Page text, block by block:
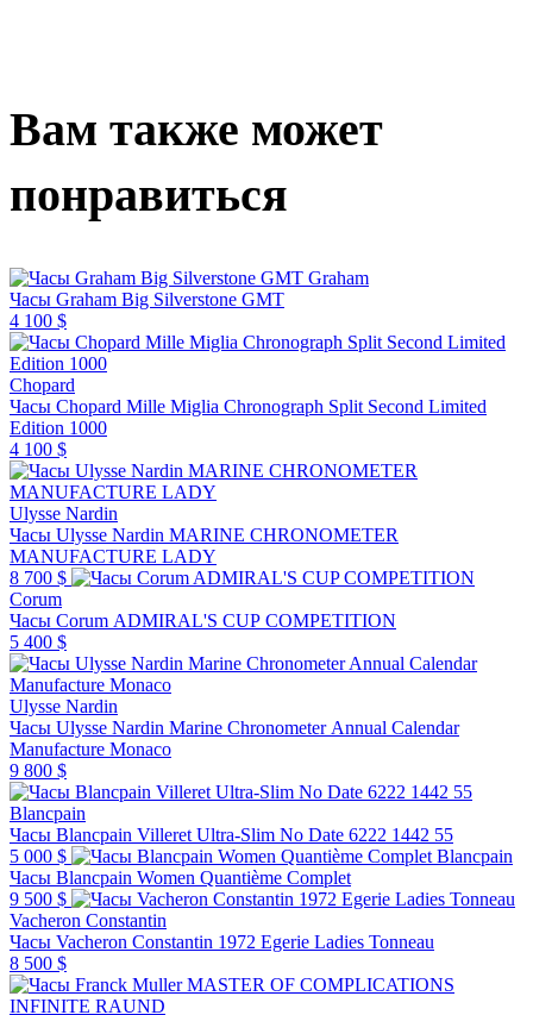
Вам также может
понравиться
Graham
Часы Graham Big Silverstone GMT
4 100 $
Chopard
Часы Chopard Mille Miglia Chronograph Split Second Limited
Edition 1000
4 100 $
Ulysse Nardin
Часы Ulysse Nardin MARINE CHRONOMETER
MANUFACTURE LADY
8 700 $
Corum
Часы Corum ADMIRAL'S CUP COMPETITION
5 400 $
Ulysse Nardin
Часы Ulysse Nardin Marine Chronometer Annual Calendar
Manufacture Monaco
9 800 $
Blancpain
Часы Blancpain Villeret Ultra-Slim No Date 6222 1442 55
5 000 $
Blancpain
Часы Blancpain Women Quantième Complet
9 500 $
Vacheron Constantin
Часы Vacheron Constantin 1972 Egerie Ladies Tonneau
8 500 $